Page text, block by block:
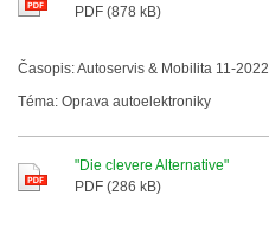
PDF (878 kB)
Časopis: Autoservis & Mobilita 11-2022
Téma: Oprava autoelektroniky
"Die clevere Alternative"
PDF (286 kB)